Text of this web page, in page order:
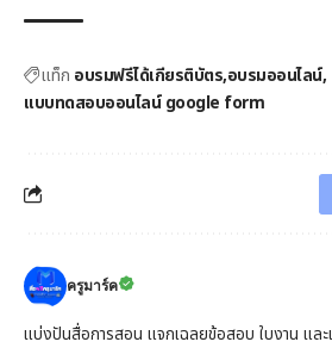
แท็ก อบรมฟรีได้เกียรติบัตร อบรมออนไลน์
แบบทดสอบออนไลน์ google form
ครูมาร์ค
แบ่งปันสื่อการสอน แจกเฉลยข้อสอบ ใบงาน แล